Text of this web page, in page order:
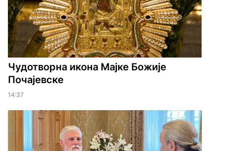
Чудотворна икона Мајке Божије
Почајевске
14:37